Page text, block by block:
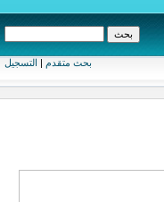
بحث متقدم | التسجيل